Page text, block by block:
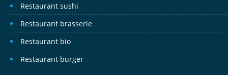
Restaurant sushi
Restaurant brasserie
Restaurant bio
Restaurant burger